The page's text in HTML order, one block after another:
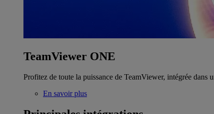
TeamViewer ONE
Profitez de toute la puissance de TeamViewer, intégrée dans
En savoir plus